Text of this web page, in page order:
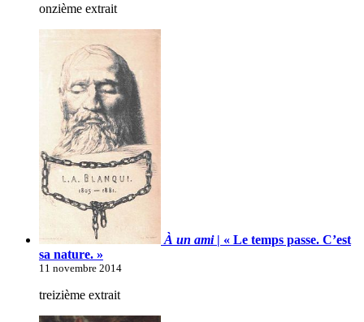
onzième extrait
À un ami| « Le temps passe. C’est
sa nature. »
11 novembre 2014
treizième extrait